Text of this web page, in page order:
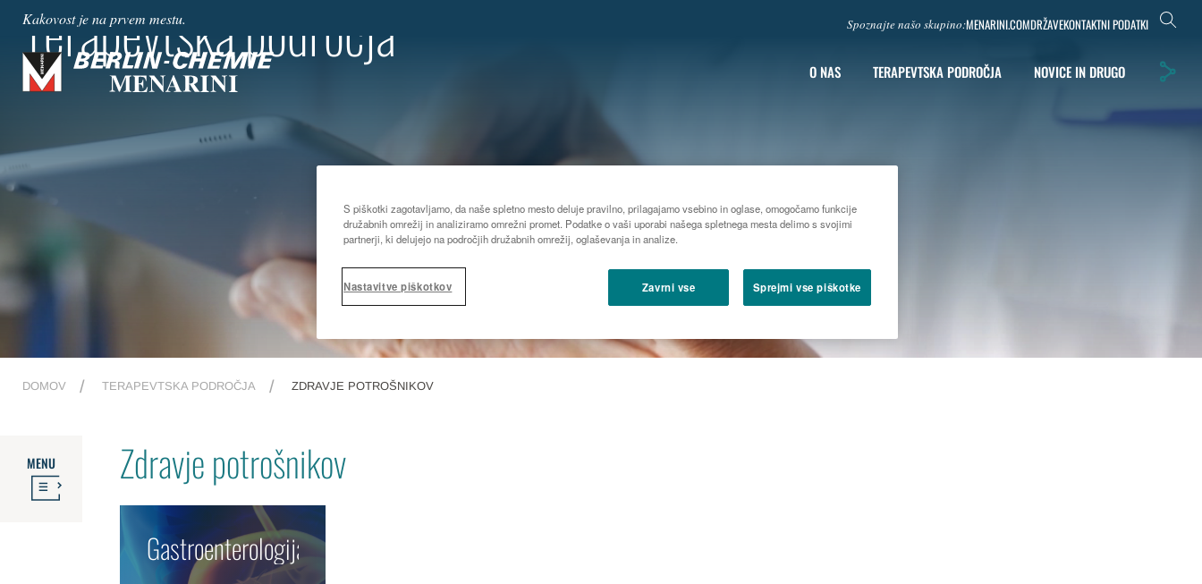
Kakovost je na prvem mestu. Spoznajte našo skupino:MENARINI.COMDRŽAVEKONTAKTNI PODATKI
O NAS TERAPEVTSKA PODROČJA NOVICE IN DRUGO
Terapevtska področja
DOMOV TERAPEVTSKA PODROČJA ZDRAVJE POTROŠNIKOV
MENU Zdravje potrošnikov
Gastroenterologija
S piškotki zagotavljamo, da naše spletno mesto deluje pravilno, prilagajamo vsebino in oglase, omogočamo funkcije
družabnih omrežij in analiziramo omrežni promet. Podatke o vaši uporabi našega spletnega mesta delimo s svojimi
partnerji, ki delujejo na področjih družabnih omrežij, oglaševanja in analize.
Nastavitve piškotkov Zavrni vse Sprejmi vse piškotke